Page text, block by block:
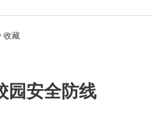
收藏
园安全防线